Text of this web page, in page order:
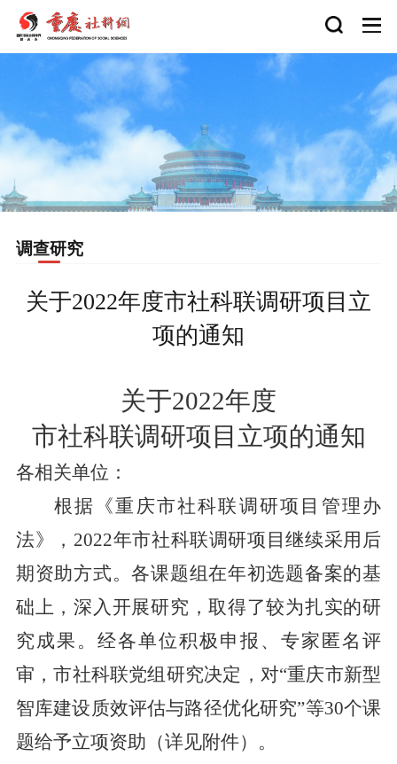
调查研究
关于2022年度市社科联调研项目立
项的通知
关于2022年度
市社科联调研项目立项的通知
各相关单位：
根据《重庆市社科联调研项目管理办
法》， 2022年市社科联调研项目继续采用后
期资助方式。各课题组在年初选题备案的基
础上，深入开展研究，取得了较为扎实的研
究成果。经各单位积极申报、专家匿名评
审，市社科联党组研究决定，对“重庆市新型
智库建设质效评估与路径优化研究”等30个课
题给予立项资助（详见附件）。